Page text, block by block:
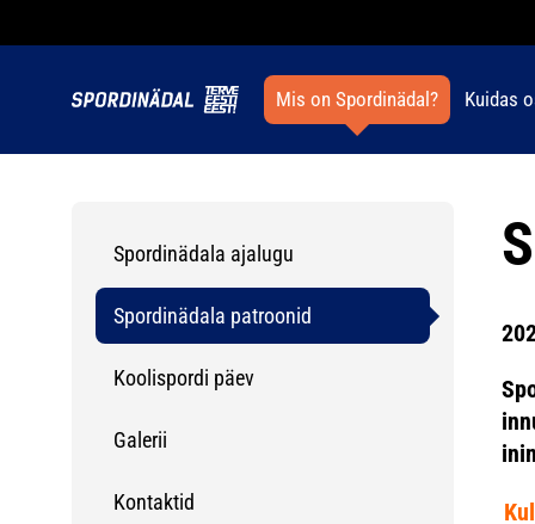
Mis on Spordinädal? Kuidas
Spordinädala ajalugu
Spordinädala patroonid
Koolispordi päev
Galerii
Kontaktid